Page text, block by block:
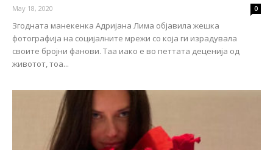
May 18, 2020 0
Згодната манекенка Адријана Лима објавила жешка
фотографија на социјалните мрежи со која ги израдувала
своите бројни фанови. Таа иако е во петтата деценија од
животот, тоа...